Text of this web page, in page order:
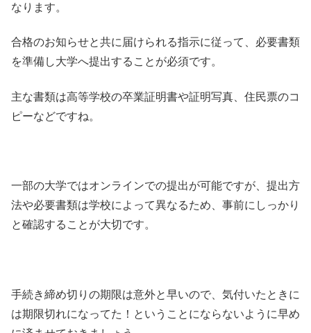
なります。
合格のお知らせと共に届けられる指示に従って、必要書類
を準備し大学へ提出することが必須です。
主な書類は高等学校の卒業証明書や証明写真、住民票のコ
ピーなどですね。
一部の大学ではオンラインでの提出が可能ですが、提出方
法や必要書類は学校によって異なるため、事前にしっかり
と確認することが大切です。
手続き締め切りの期限は意外と早いので、気付いたときに
は期限切れになってた！ということにならないように早め